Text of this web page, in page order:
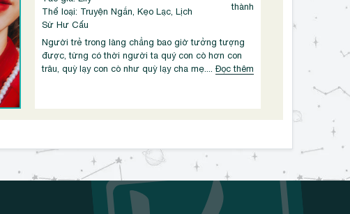
Thể loại: Truyện Ngắn, Kẹo Lạc, Lịch
Sử Hư Cấu
thành
Người trẻ trong làng chẳng bao giờ tưởng tượng
được, từng có thời người ta quý con cò hơn con
trâu, quỳ lạy con cò như quỳ lạy cha mẹ.... Đọc thêm